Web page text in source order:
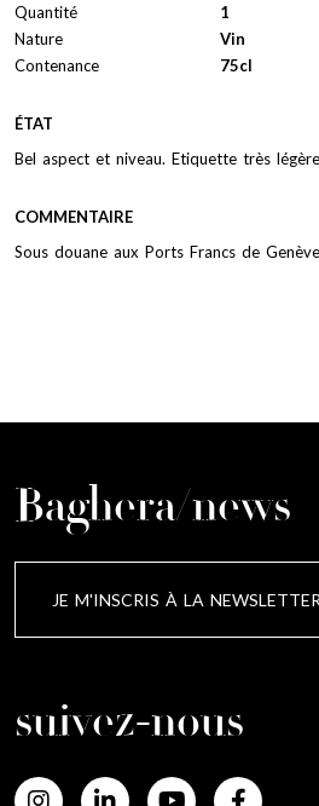
Quantité
1
Nature
Vin
Contenance
75cl
ÉTAT
Bel aspect et niveau. Etiquette très
COMMENTAIRE
Sous douane aux Ports Francs de Genève
Baghera/news
JE M'INSCRIS À LA NEWSLETTER
suivez-nous